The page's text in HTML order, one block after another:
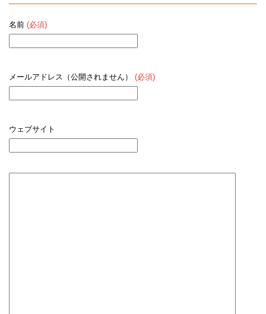
名前 (必須)
メールアドレス（公開されません） (必須)
ウェブサイト